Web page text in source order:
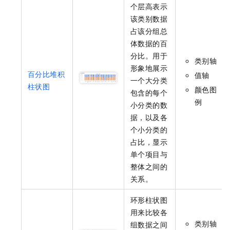
百分比堆积
柱状图
个层高表示
该类别数据
占该分组总
体数据的百
分比。用于
形象地展示
一个大分类
包含的每个
小分类的数
据，以及各
个小分类的
占比，显示
单个项目与
整体之间的
关系。
类别轴
值轴
颜色图
例
环形柱状图
用来比较各
组数据之间
类别轴